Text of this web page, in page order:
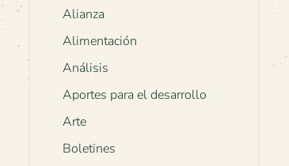
Alianza
Alimentación
Análisis
Aportes para el desarrollo
Arte
Boletines